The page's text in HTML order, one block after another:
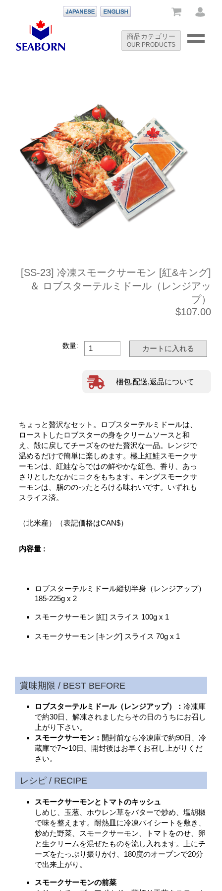
[SS-23] 冷凍スモークサーモン [紅&キング]
＆ ロブスターテルミドール（レンジアッ
プ）
$107.00
数量:
梱包,配送,返品について
ちょっと贅沢なセット。ロブスターテルミドールは、
ローストしたロブスターの身をクリームソースと和
え、殻に戻してチーズをのせた贅沢な一品。レンジで
温めるだけで簡単に楽しめます。極上紅鮭スモークサ
ーモンは、紅鮭ならではの鮮やかな紅色、香り、あっ
さりとしたなかにコクをもちます。キングスモークサ
ーモンは、脂ののったとろける味わいです。いずれも
スライス済。
（北米産）（表記価格はCAN$）
内容量 :
ロブスターテルミドール縦切半身（レンジアップ）
185-225g x 2
スモークサーモン [紅] スライス 100g x 1
スモークサーモン [キング] スライス 70g x 1
ロブスターテルミドール（レンジアップ）：冷凍庫
で約30日、解凍されましたらその日のうちにお召し
上がり下さい。
スモークサーモン： 開封前なら冷凍庫で約90日、冷
蔵庫で7〜10日。開封後はお早くお召し上がりくだ
さい。
スモークサーモンとトマトのキッシュ
しめじ、玉葱、ホウレン草をバターで炒め、塩胡椒
で味を整えます。耐熱皿に冷凍パイシートを敷き、
炒めた野菜、スモークサーモン、トマトをのせ、卵
と生クリームを混ぜたものを流し入れます。上にチ
ーズをたっぷり振りかけ、180度のオープンで20分
で出来上がり。
スモークサーモンの前菜
商品カテゴリー
OUR PRODUCTS